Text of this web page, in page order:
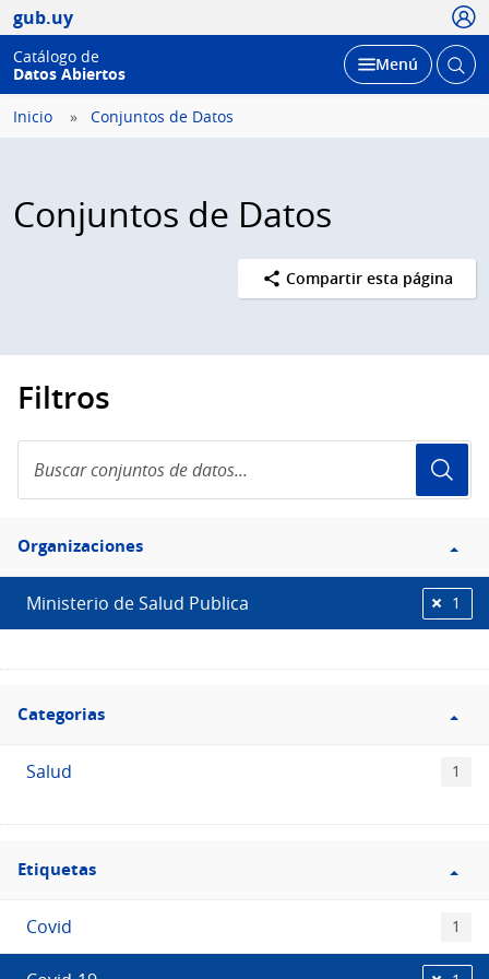
gub.uy
Catálogo de
Datos Abiertos
Desplegar
Menú Abrir
Inicio Conjuntos de Datos
Conjuntos de Datos
Compartir esta página
Filtros
conjuntos
de
Filtro
Organizaciones
Organizaciones
Ministerio de Salud Publica 1
Filtro
Categorias
Categorias
Salud 1
Filtro
Etiquetas
Etiquetas
Covid 1